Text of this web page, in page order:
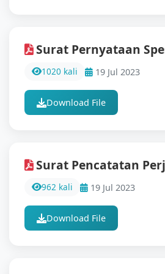
Surat Pernyataan
1020 kali 19 Jul 2023
Download File
Surat Pencatatan
962 kali 19 Jul 2023
Download File